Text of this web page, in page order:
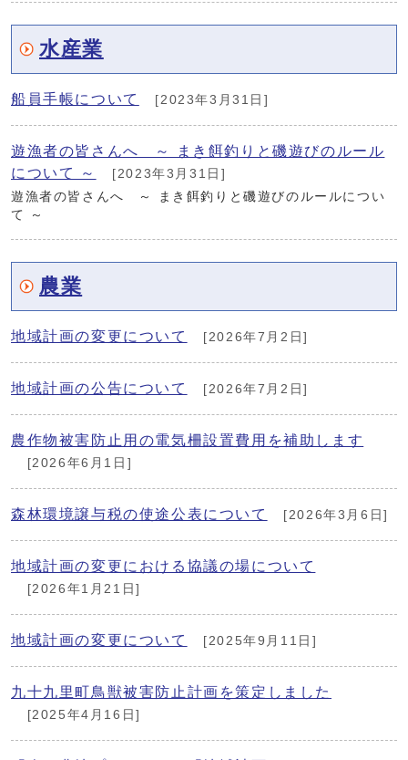
水産業
船員手帳について [2023年3月31日]
遊漁者の皆さんへ ～ まき餌釣りと磯遊びのルール
について ～
[2023年3月31日]
遊漁者の皆さんへ ～ まき餌釣りと磯遊びのルールについ
て ～
農業
地域計画の変更について [2026年7月2日]
地域計画の公告について [2026年7月2日]
農作物被害防止用の電気柵設置費用を補助します
[2026年6月1日]
森林環境譲与税の使途公表について [2026年3月6日]
地域計画の変更における協議の場について
[2026年1月21日]
地域計画の変更について [2025年9月11日]
九十九里町鳥獣被害防止計画を策定しました
[2025年4月16日]